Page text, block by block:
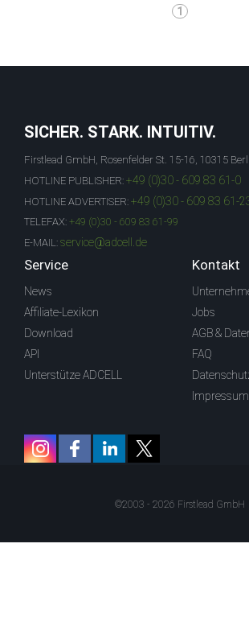
1
SICHER. STARK. INTUITIV.
Firstlead GmbH, Rosenfelder St. 15-16, 10315
HOTLINE PUBLISHER: +49 (0)30 - 609 83 61-0
HOTLINE ADVERTISER: +49 (0)30 - 609 83 61-
TELEFAX: +49 (0)30 - 609 83 61-99
E-MAIL: service@adcell.de
Service
News
Affiliate-Lexikon
Download
API
Unterstütze ADCELL
Kontakt
Jobs
AGB &
FAQ
Impressum
©2003 - 2026 Firstlead GmbH